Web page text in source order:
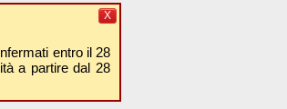
entro il 28
a partire dal 28
X